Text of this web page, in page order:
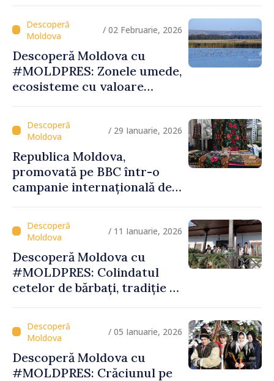
/ 02 Februarie, 2026
Descoperă Moldova cu
#MOLDPRES: Zonele umede,
ecosisteme cu valoare
turistice unice
/ 29 Ianuarie, 2026
Republica Moldova,
promovată pe BBC într-o
campanie internațională de
/ 11 Ianuarie, 2026
Descoperă Moldova cu
#MOLDPRES: Colindatul
cetelor de bărbați, tradiție și
/ 05 Ianuarie, 2026
Descoperă Moldova cu
#MOLDPRES: Crăciunul pe